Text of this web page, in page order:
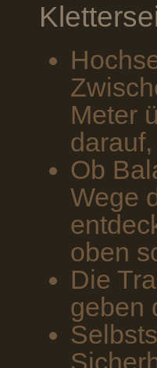
Meter
Ob
Wege
oben
Die
geben